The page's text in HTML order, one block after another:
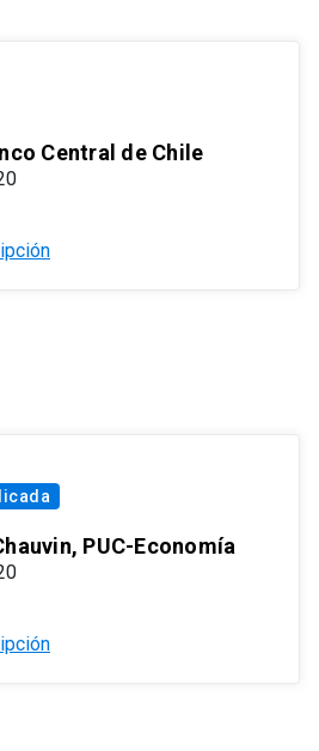
Central de Chile
PUC-Economía